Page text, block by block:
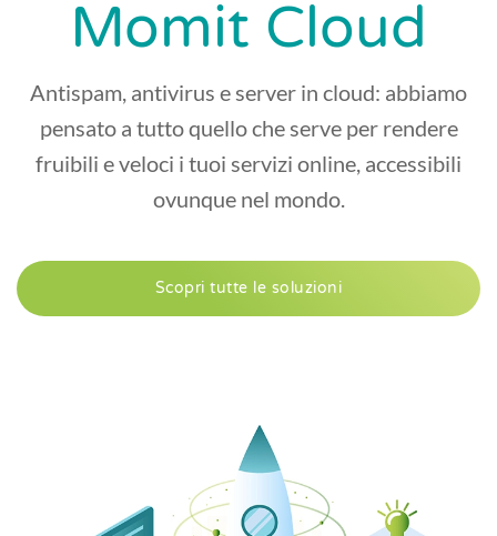
Momit Cloud
Antispam, antivirus e server in cloud: abbiamo
pensato a tutto quello che serve per rendere
fruibili e veloci i tuoi servizi online, accessibili
ovunque nel mondo.
Scopri tutte le soluzioni